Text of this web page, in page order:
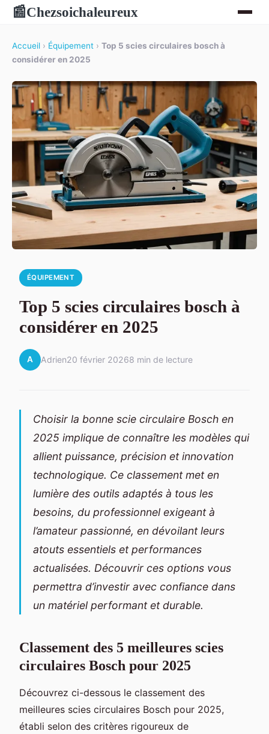
📰Chezsoichaleureux
Accueil › Équipement › Top 5 scies circulaires bosch à
considérer en 2025
ÉQUIPEMENT
Top 5 scies circulaires bosch à
considérer en 2025
A Adrien20 février 20268 min de lecture
Choisir la bonne scie circulaire Bosch en
2025 implique de connaître les modèles qui
allient puissance, précision et innovation
technologique. Ce classement met en
lumière des outils adaptés à tous les
besoins, du professionnel exigeant à
l’amateur passionné, en dévoilant leurs
atouts essentiels et performances
actualisées. Découvrir ces options vous
permettra d’investir avec confiance dans
un matériel performant et durable.
Classement des 5 meilleures scies
circulaires Bosch pour 2025
Découvrez ci-dessous le classement des
meilleures scies circulaires Bosch pour 2025,
établi selon des critères rigoureux de